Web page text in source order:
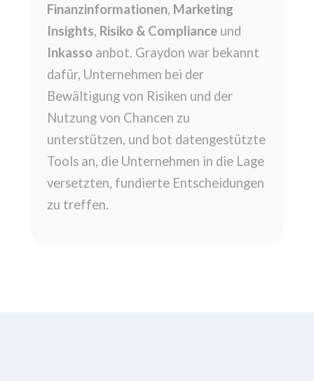
Finanzinformationen, Marketing
Insights, Risiko & Complianceund
Inkassoanbot. Graydon war bekannt
dafür, Unternehmen bei der
Bewältigung von Risiken und der
Nutzung von Chancen zu
unterstützen, und bot datengestützte
Tools an, die Unternehmen in die Lage
versetzten, fundierte Entscheidungen
zu treffen.